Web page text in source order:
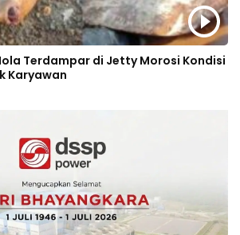
Terdampar di Jetty Morosi Kondisi
Karyawan